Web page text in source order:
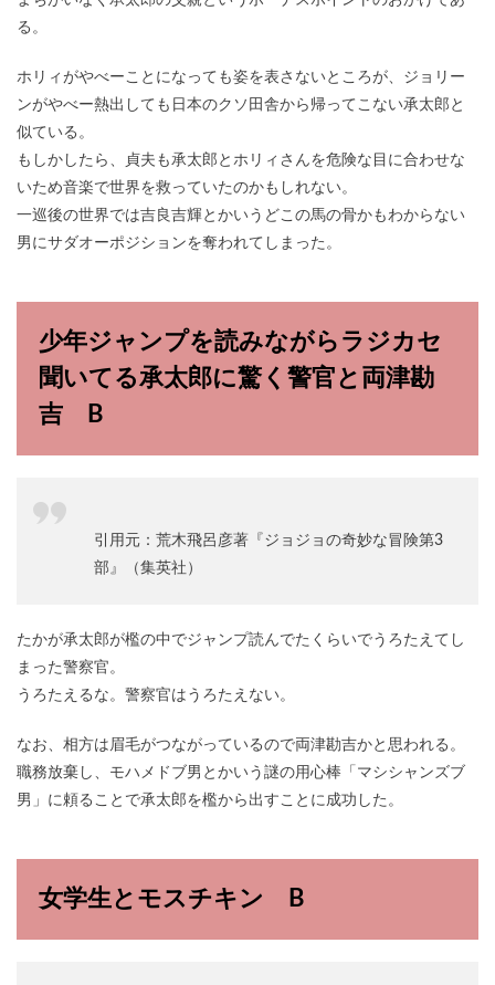
る。
ホリィがやべーことになっても姿を表さないところが、ジョリー
ンがやべー熱出しても日本のクソ田舎から帰ってこない承太郎と
似ている。
もしかしたら、貞夫も承太郎とホリィさんを危険な目に合わせな
いため音楽で世界を救っていたのかもしれない。
一巡後の世界では吉良吉輝とかいうどこの馬の骨かもわからない
男にサダオーポジションを奪われてしまった。
少年ジャンプを読みながらラジカセ
聞いてる承太郎に驚く警官と両津勘
吉 B
引用元：荒木飛呂彦著『ジョジョの奇妙な冒険第3
部』（集英社）
たかが承太郎が檻の中でジャンプ読んでたくらいでうろたえてし
まった警察官。
うろたえるな。警察官はうろたえない。
なお、相方は眉毛がつながっているので両津勘吉かと思われる。
職務放棄し、モハメドブ男とかいう謎の用心棒「マシシャンズブ
男」に頼ることで承太郎を檻から出すことに成功した。
女学生とモスチキン B